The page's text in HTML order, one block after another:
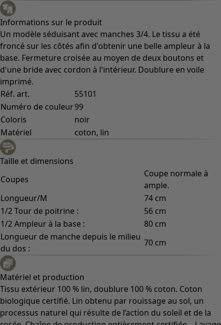
Informations sur le produit
Un modèle séduisant avec manches 3/4. Le tissu a été
froncé sur les côtés afin d'obtenir une belle ampleur à la
base. Fermeture croisée au moyen de deux boutons et
d'une bride avec cordon à l'intérieur. Doublure en voile
imprimé.
Réf. art.
55101
Numéro de couleur99
Coloris
noir
Matériel
coton, lin
Taille et dimensions
Coupes
Coupe normale à
ample.
Longueur/M
74 cm
1/2 Tour de poitrine :
56 cm
1/2 Ampleur à la base :
80 cm
Longueur de manche depuis le milieu
du dos :
70 cm
Matériel et production
Tissu extérieur 100 % lin, doublure 100 % coton. Coton
biologique certifié. Lin obtenu par rouissage au sol, un
processus naturel qui résulte de l’action du soleil et de la